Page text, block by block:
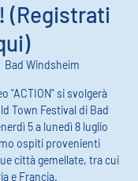
(Registrati
Bad Windsheim
"ACTION" si svolgerà
Town Festival di Bad
5 a lunedì 8 luglio
ospiti provenienti
città gemellate, tra cui
e Francia.